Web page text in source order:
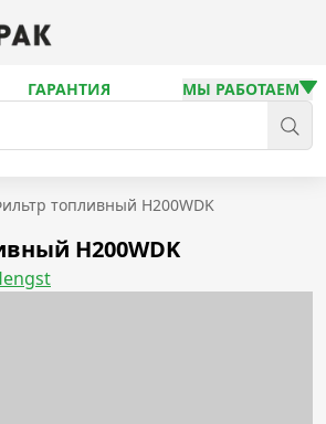
ГАРАНТИЯ МЫ РАБОТАЕМ
топливный H200WDK
H200WDK